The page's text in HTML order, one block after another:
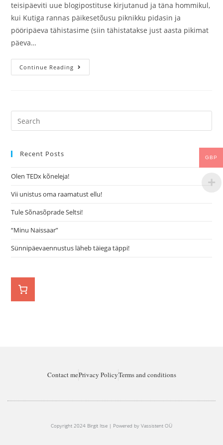
teisipäeviti uue blogipostituse kirjutanud ja täna hommikul,
kui Kutiga rannas päikesetõusu piknikku pidasin ja
pööripäeva tähistasime (siin tähistatakse just aasta pikimat
päeva…
Continue Reading
Recent Posts
Olen TEDx kõneleja!
Vii unistus oma raamatust ellu!
Tule Sõnasõprade Seltsi!
“Minu Naissaar”
Sünnipäevaennustus läheb täiega täppi!
Contact mePrivacy PolicyTerms and conditions
Copyright 2024 Birgit Itse | Powered by Vassistent OÜ
GBP